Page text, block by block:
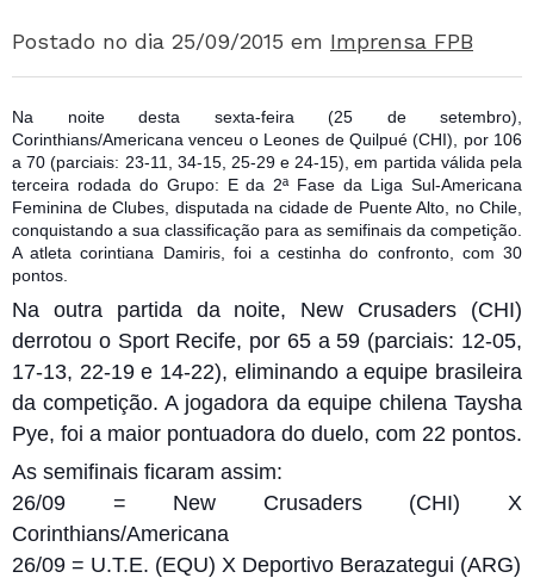
Postado no dia 25/09/2015 em Imprensa FPB
Na noite desta sexta-feira (25 de setembro),
Corinthians/Americana venceu o Leones de Quilpué (CHI), por 106
a 70 (parciais: 23-11, 34-15, 25-29 e 24-15), em partida válida pela
terceira rodada do Grupo: E da 2ª Fase da Liga Sul-Americana
Feminina de Clubes, disputada na cidade de Puente Alto, no Chile,
conquistando a sua classificação para as semifinais da competição.
A atleta corintiana Damiris, foi a cestinha do confronto, com 30
pontos.
Na outra partida da noite, New Crusaders (CHI)
derrotou o Sport Recife, por 65 a 59 (parciais: 12-05,
17-13, 22-19 e 14-22), eliminando a equipe brasileira
da competição. A jogadora da equipe chilena Taysha
Pye, foi a maior pontuadora do duelo, com 22 pontos.
As semifinais ficaram assim:
26/09 = New Crusaders (CHI) X
Corinthians/Americana
26/09 = U.T.E. (EQU) X Deportivo Berazategui (ARG)